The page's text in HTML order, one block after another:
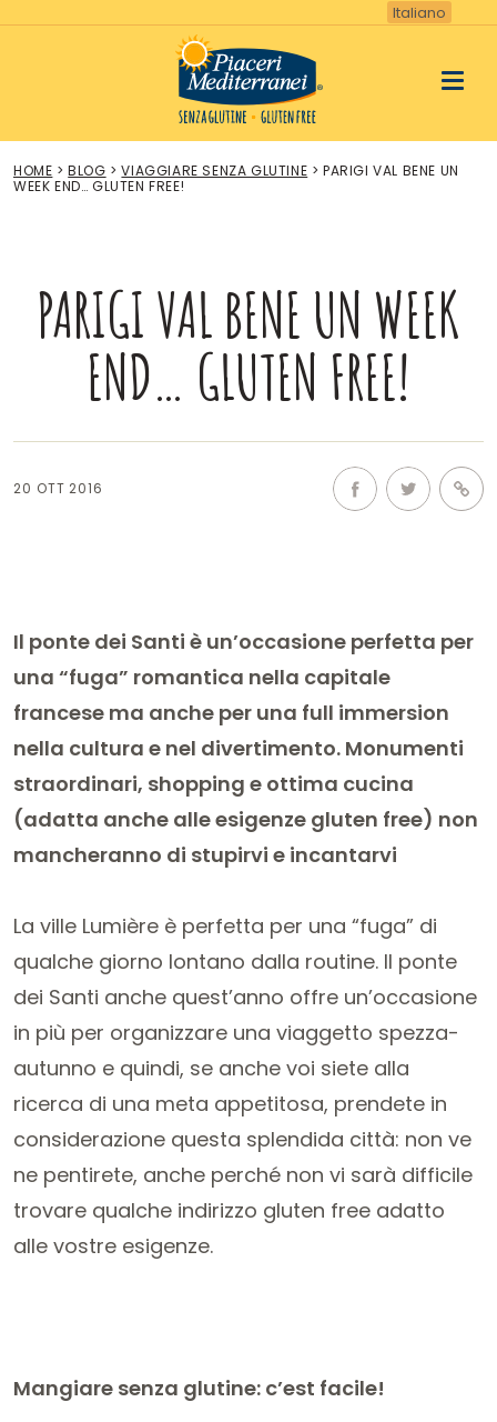
Italiano
HOME >BLOG >VIAGGIARE SENZA GLUTINE >PARIGI VAL BENE UN
WEEK END… GLUTEN FREE!
PARIGI VAL BENE UN WEEK
END… GLUTEN FREE!
20 OTT 2016
Il ponte dei Santi è un’occasione perfetta per
una “fuga” romantica nella capitale
francese ma anche per una full immersion
nella cultura e nel divertimento. Monumenti
straordinari, shopping e ottima cucina
(adatta anche alle esigenze gluten free) non
mancheranno di stupirvi e incantarvi
La ville Lumière è perfetta per una “fuga” di
qualche giorno lontano dalla routine. Il ponte
dei Santi anche quest’anno offre un’occasione
in più per organizzare una viaggetto spezza-
autunno e quindi, se anche voi siete alla
ricerca di una meta appetitosa, prendete in
considerazione questa splendida città: non ve
ne pentirete, anche perché non vi sarà difficile
trovare qualche indirizzo gluten free adatto
alle vostre esigenze.
Mangiare senza glutine: c’est facile!